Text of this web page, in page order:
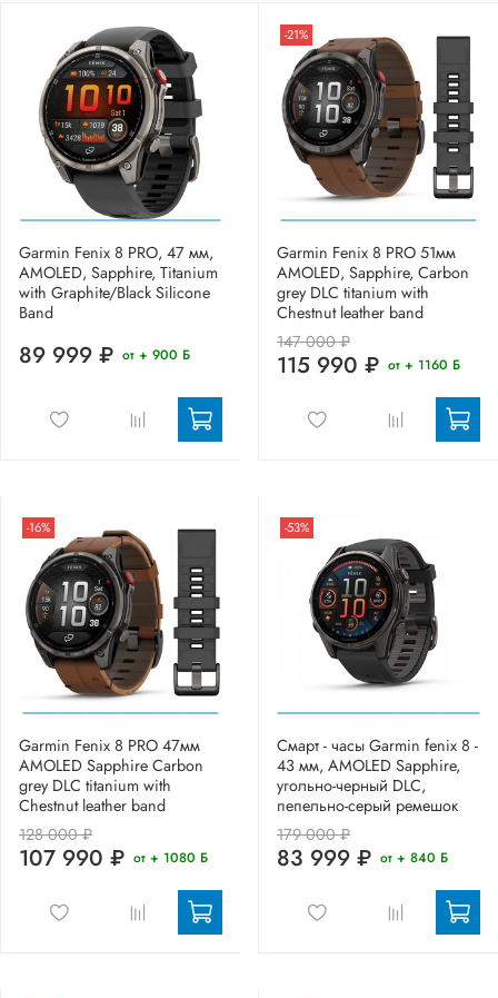
Garmin Fenix 8 PRO, 47 мм,
AMOLED, Sapphire, Titanium
with Graphite/Black Silicone
Band
89 999 ₽ от + 900 Б
-21%
Garmin Fenix 8 PRO 51мм
AMOLED, Sapphire, Carbon
grey DLC titanium with
Chestnut leather band
147 000 ₽
115 990 ₽ от + 1160 Б
-16%
Garmin Fenix 8 PRO 47мм
AMOLED Sapphire Carbon
grey DLC titanium with
Chestnut leather band
128 000 ₽
107 990 ₽ от + 1080 Б
-53%
Смарт - часы Garmin fenix 8 -
43 мм, AMOLED Sapphire,
угольно-черный DLC,
пепельно-серый ремешок
179 000 ₽
83 999 ₽ от + 840 Б